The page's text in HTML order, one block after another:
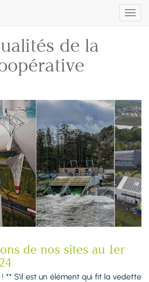
de la
de nos sites au 1er
** S’il est un élément qui fit la vedette